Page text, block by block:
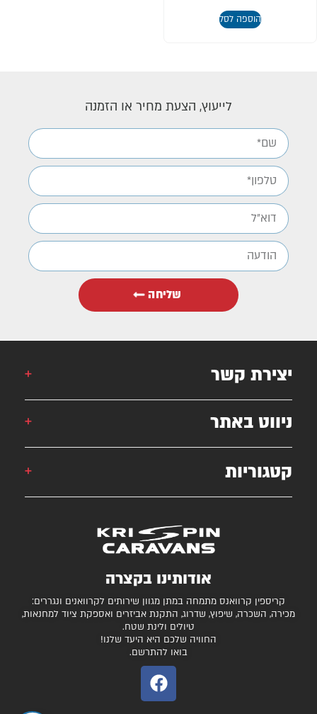
הוספה לסל
לייעוץ, הצעת מחיר או הזמנה
שליחה
יצירת קשר
אורן: 052-6868777
krispincaravans@gmail.com
עצמונה 16, אזה"ת מישור אדומים
ניווט באתר
קרוואן
השירותים שלנו
חניונים מומלצים
יצירת קשר
קטגוריות
ציוד ואביזרים נלווים
אודותינו בקצרה
קריספין קרוואנס מתמחה במתן מגוון שירותים לקרוואנים ונגררים:
מכירה, השכרה, שיפוץ, שדרוג, התקנת אביזרים ואספקת ציוד למחנאות,
טיולים ולינת שטח.
החוויה שלכם היא היעד שלנו!
בואו להתרשם.